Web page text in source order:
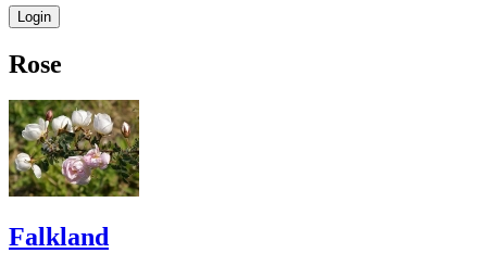
Rose
Falkland